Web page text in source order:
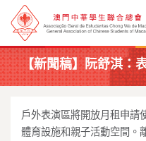
【新聞稿】阮舒淇：
戶外表演區將開放月租申請
體育設施和親子活動空間。